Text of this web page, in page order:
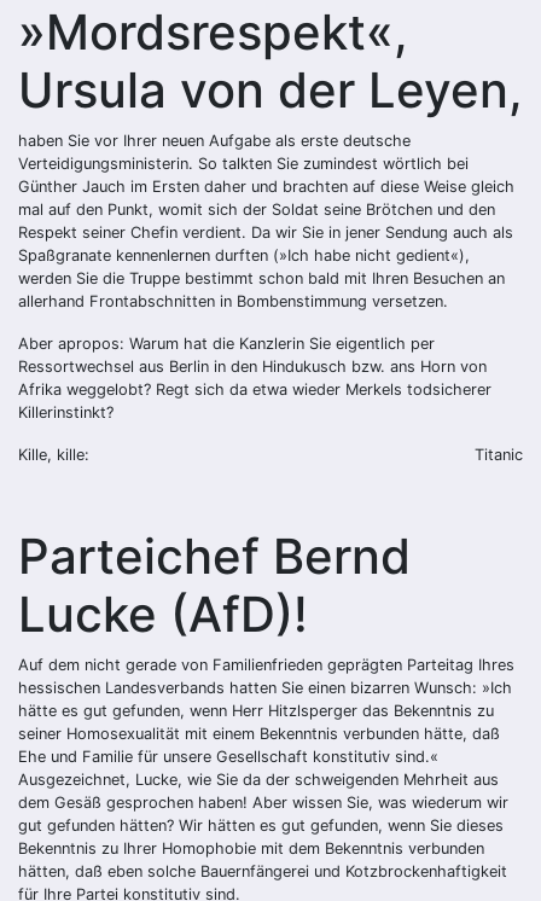
»Mordsrespekt«,
Ursula von der Leyen,
haben Sie vor Ihrer neuen Aufgabe als erste deutsche
Verteidigungsministerin. So talkten Sie zumindest wörtlich bei
Günther Jauch im Ersten daher und brachten auf diese Weise gleich
mal auf den Punkt, womit sich der Soldat seine Brötchen und den
Respekt seiner Chefin verdient. Da wir Sie in jener Sendung auch als
Spaßgranate kennenlernen durften (»Ich habe nicht gedient«),
werden Sie die Truppe bestimmt schon bald mit Ihren Besuchen an
allerhand Frontabschnitten in Bombenstimmung versetzen.
Aber apropos: Warum hat die Kanzlerin Sie eigentlich per
Ressortwechsel aus Berlin in den Hindukusch bzw. ans Horn von
Afrika weggelobt? Regt sich da etwa wieder Merkels todsicherer
Killerinstinkt?
Kille, kille: Titanic
Parteichef Bernd
Lucke (AfD)!
Auf dem nicht gerade von Familienfrieden geprägten Parteitag Ihres
hessischen Landesverbands hatten Sie einen bizarren Wunsch: »Ich
hätte es gut gefunden, wenn Herr Hitzlsperger das Bekenntnis zu
seiner Homosexualität mit einem Bekenntnis verbunden hätte, daß
Ehe und Familie für unsere Gesellschaft konstitutiv sind.«
Ausgezeichnet, Lucke, wie Sie da der schweigenden Mehrheit aus
dem Gesäß gesprochen haben! Aber wissen Sie, was wiederum wir
gut gefunden hätten? Wir hätten es gut gefunden, wenn Sie dieses
Bekenntnis zu Ihrer Homophobie mit dem Bekenntnis verbunden
hätten, daß eben solche Bauernfängerei und Kotzbrockenhaftigkeit
für Ihre Partei konstitutiv sind.